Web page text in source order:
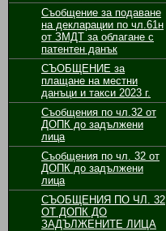
Съобщение за подаване
на декларации по чл.61н
от ЗМДТ за облагане с
патентен данък
СЪОБЩЕНИЕ за
плащане на местни
данъци и такси 2023 г.
Съобщения по чл.32 от
ДОПК до задължени
лица
Съобщения по чл. 32 от
ДОПК до задължени
лица
СЪОБЩЕНИЯ ПО ЧЛ. 32
ОТ ДОПК ДО
ЗАДЪЛЖЕНИТЕ ЛИЦА